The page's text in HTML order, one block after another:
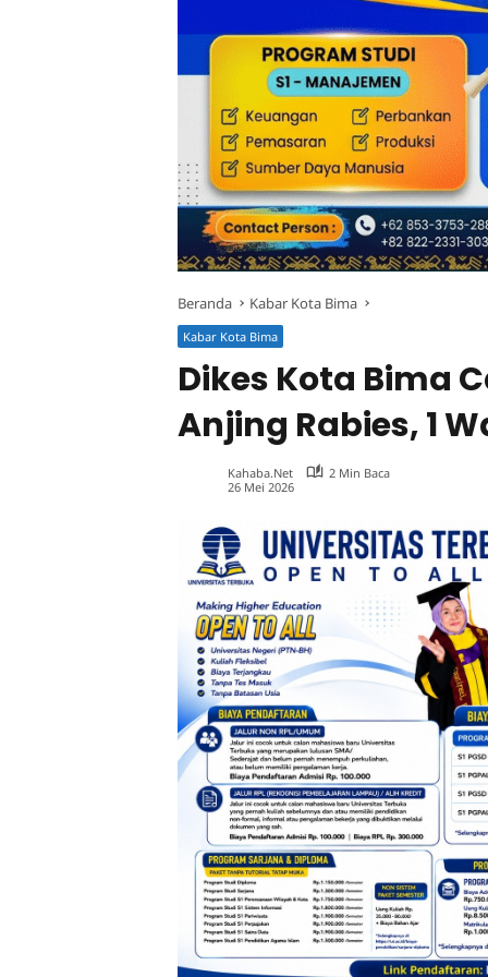
Beranda Kabar Kota Bima
Kabar Kota Bima
Dikes Kota Bima
Anjing Rabies, 1
Kahaba.net
2 Min Baca
26 Mei 2026